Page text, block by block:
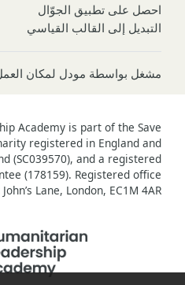
احصل على تطبيق الجوّال
التبديل إلى القالب القياسي
مشغل بواسطة مودل لمكان
Academy is part of the Save
registered in England and
(SC039570), and a registered
(178159). Registered office
John’s Lane, London, EC1M 4AR.